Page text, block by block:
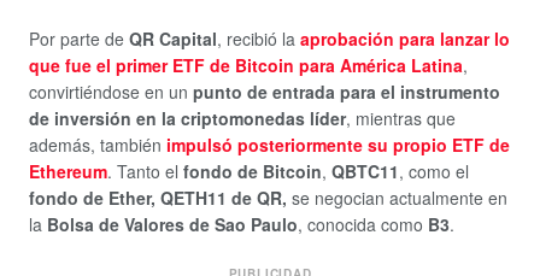
Por parte de QR Capital, recibió la aprobación para lanzar lo
que fue el primer ETF de Bitcoin para América Latina,
convirtiéndose en un punto de entrada para el instrumento
de inversión en la criptomonedas líder, mientras que
además, también impulsó posteriormente su propio ETF de
Ethereum. Tanto el fondo de Bitcoin, QBTC11, como el
fondo de Ether, QETH11 de QR, se negocian actualmente en
la Bolsa de Valores de Sao Paulo, conocida como B3.